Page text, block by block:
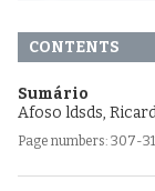
CONTENTS
Sumário
Afoso ldsds,
Page numbers: 307-